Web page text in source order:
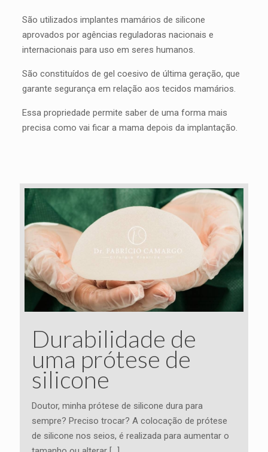
São utilizados implantes mamários de silicone
aprovados por agências reguladoras nacionais e
internacionais para uso em seres humanos.
São constituídos de gel coesivo de última geração, que
garante segurança em relação aos tecidos mamários.
Essa propriedade permite saber de uma forma mais
precisa como vai ficar a mama depois da implantação.
Durabilidade de
uma prótese de
silicone
Doutor, minha prótese de silicone dura para
sempre? Preciso trocar? A colocação de prótese
de silicone nos seios, é realizada para aumentar o